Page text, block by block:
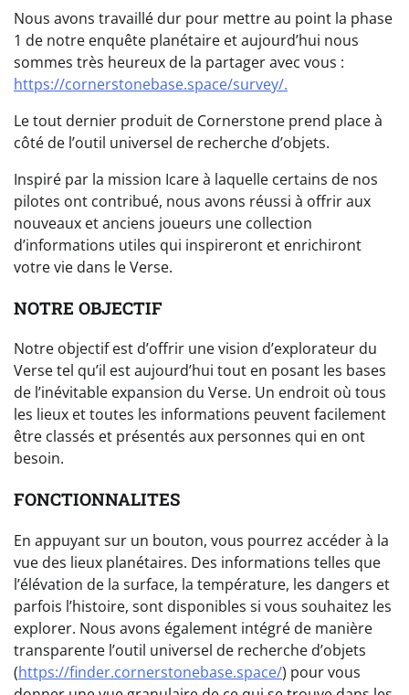
Nous avons travaillé dur pour mettre au point la phase
1 de notre enquête planétaire et aujourd’hui nous
sommes très heureux de la partager avec vous :
https://cornerstonebase.space/survey/.
Le tout dernier produit de Cornerstone prend place à
côté de l’outil universel de recherche d’objets.
Inspiré par la mission Icare à laquelle certains de nos
pilotes ont contribué, nous avons réussi à offrir aux
nouveaux et anciens joueurs une collection
d’informations utiles qui inspireront et enrichiront
votre vie dans le Verse.
NOTRE OBJECTIF
Notre objectif est d’offrir une vision d’explorateur du
Verse tel qu’il est aujourd’hui tout en posant les bases
de l’inévitable expansion du Verse. Un endroit où tous
les lieux et toutes les informations peuvent facilement
être classés et présentés aux personnes qui en ont
besoin.
FONCTIONNALITES
En appuyant sur un bouton, vous pourrez accéder à la
vue des lieux planétaires. Des informations telles que
l’élévation de la surface, la température, les dangers et
parfois l’histoire, sont disponibles si vous souhaitez les
explorer. Nous avons également intégré de manière
transparente l’outil universel de recherche d’objets
(https://finder.cornerstonebase.space/) pour vous